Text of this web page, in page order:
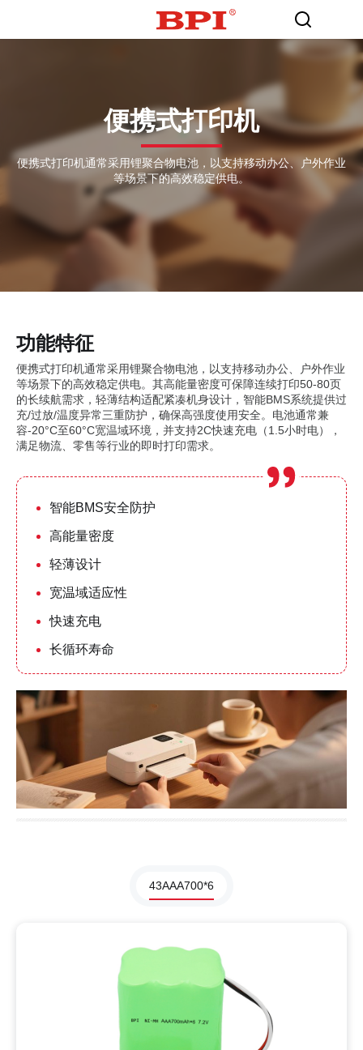
便携式打印机
便携式打印机通常采用锂聚合物电池，以支持移动办公、户外作业
等场景下的高效稳定供电。
功能特征
便携式打印机通常采用锂聚合物电池，以支持移动办公、户外作业
等场景下的高效稳定供电。其高能量密度可保障连续打印50-80页
的长续航需求，轻薄结构适配紧凑机身设计，智能BMS系统提供过
充/过放/温度异常三重防护，确保高强度使用安全。电池通常兼
容-20°C至60°C宽温域环境，并支持2C快速充电（1.5小时电），
满足物流、零售等行业的即时打印需求。
智能BMS安全防护
高能量密度
轻薄设计
宽温域适应性
快速充电
长循环寿命
43AAA700*6